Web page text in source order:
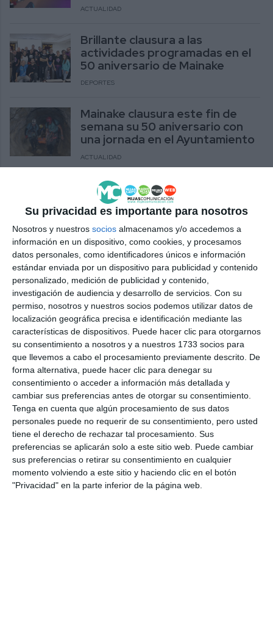
Su privacidad es importante para nosotros
Nosotros y nuestros socios almacenamos y/o accedemos a
información en un dispositivo, como cookies, y procesamos
datos personales, como identificadores únicos e información
estándar enviada por un dispositivo para publicidad y contenido
personalizado, medición de publicidad y contenido,
investigación de audiencia y desarrollo de servicios. Con su
permiso, nosotros y nuestros socios podemos utilizar datos de
localización geográfica precisa e identificación mediante las
características de dispositivos. Puede hacer clic para otorgarnos
su consentimiento a nosotros y a nuestros 1733 socios para
que llevemos a cabo el procesamiento previamente descrito. De
forma alternativa, puede hacer clic para denegar su
consentimiento o acceder a información más detallada y
cambiar sus preferencias antes de otorgar su consentimiento.
Tenga en cuenta que algún procesamiento de sus datos
personales puede no requerir de su consentimiento, pero usted
tiene el derecho de rechazar tal procesamiento. Sus
preferencias se aplicarán solo a este sitio web. Puede cambiar
sus preferencias o retirar su consentimiento en cualquier
momento volviendo a este sitio y haciendo clic en el botón
"Privacidad" en la parte inferior de la página web.
ACTUALIDAD
Brillante clausura a las
actividades programadas en el
50 aniversario de Mainake
DEPORTES
Mainake clausura este fin de
semana su 50 aniversario con
una jornada en el Ayuntamiento
ACTUALIDAD
La Academia de Liderazgo
Soroptimist se clausura con
empoderamiento femenino
ACTUALIDAD
Referentes mundiales, en el
acto de clausura del 50
aniversario de la SEM Mainake
ACTUALIDAD
Mijas clausura el III Congreso
Andaluz de Familias, Infancia,
Adolescencia y Juventud
ACTUALIDAD
Imaginación al poder, en la
clausura de los talleres
infantiles del Centro de Artes
ACTUALIDAD
Juventud y talento en la